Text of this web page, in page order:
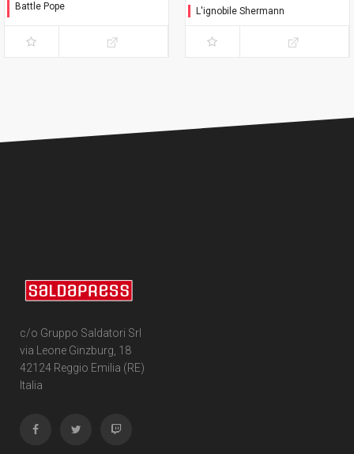
Battle Pope L'ignobile Shermann
c/o Gruppo Saldatori Srl
via Leone Ginzburg, 18
42124 Reggio Emilia (RE)
Italia